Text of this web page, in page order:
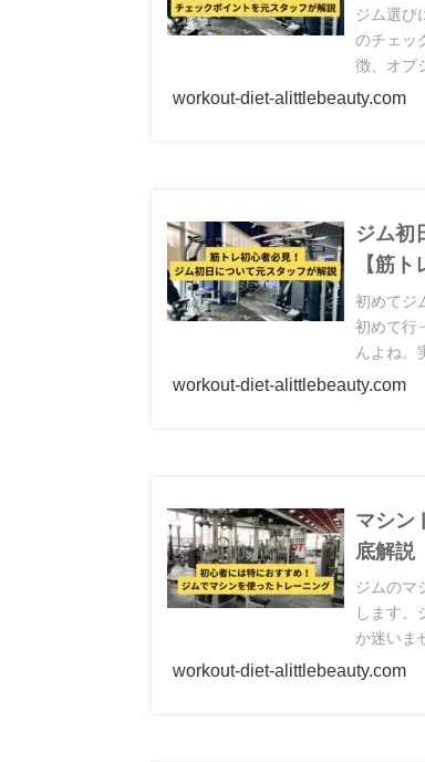
ジム選び
のチェッ
徴、オプ
チェック
workout-diet-alittlebeauty.com
ジム初
【筋ト
初めてジ
初めて行
んよね。
す。マシ
workout-diet-alittlebeauty.com
マシン
底解説
ジムのマ
します。
か迷いま
めなんで
workout-diet-alittlebeauty.com